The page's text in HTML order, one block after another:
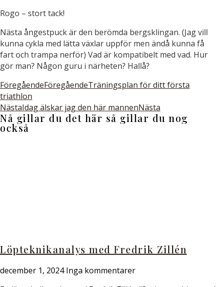
Rogo – stort tack!
Nästa ångestpuck är den berömda bergsklingan. (Jag vill
kunna cykla med lätta växlar uppför men ändå kunna få
fart och trampa nerför) Vad är kompatibelt med vad. Hur
gör man? Någon guru i närheten? Hallå?
FöregåendeFöregåendeTräningsplan för ditt första
triathlon
NästaIdag älskar jag den här mannenNästa
Nå gillar du det här så gillar du nog
också
Löpteknikanalys med Fredrik Zillén
december 1, 2024Inga kommentarer